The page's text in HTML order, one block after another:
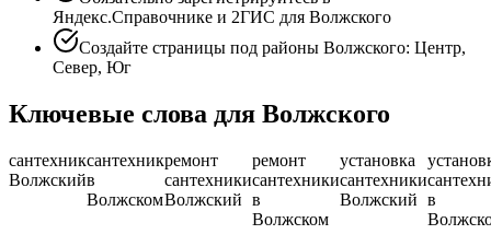
Яндекс.Справочнике и 2ГИС для Волжского
Создайте страницы под районы Волжского: Центр,
Север, Юг
Ключевые слова для Волжского
сантехник
Волжский
сантехник
в
Волжском
ремонт
сантехники
Волжский
ремонт
сантехники
в
Волжском
установка
сантехники
Волжский в